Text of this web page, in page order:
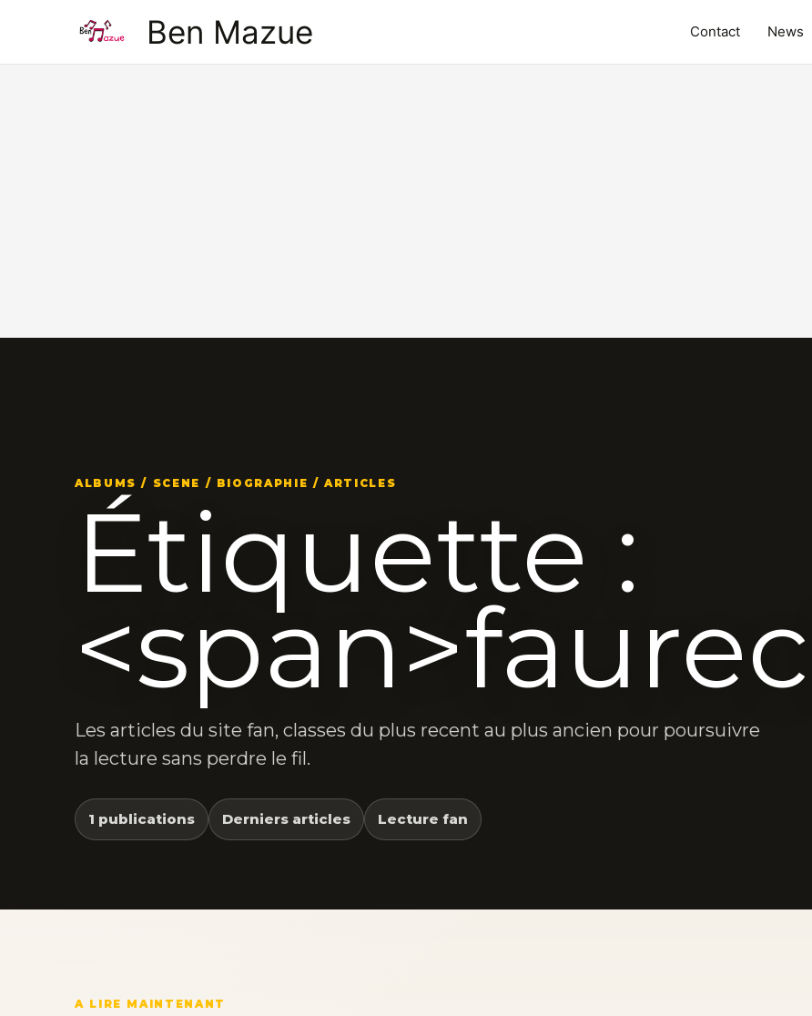
Ben Mazue Contact News
ALBUMS / SCENE / BIOGRAPHIE / ARTICLES
Étiquette :
Les articles du site fan, classes du plus recent au plus ancien pour poursuivre
la lecture sans perdre le fil.
1 publications Derniers articles Lecture fan
A LIRE MAINTENANT